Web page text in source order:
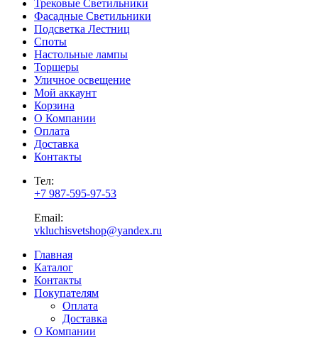
Трековые Светильники
Фасадные Светильники
Подсветка Лестниц
Споты
Настольные лампы
Торшеры
Уличное освещение
Мой аккаунт
Корзина
О Компании
Оплата
Доставка
Контакты
Тел:
+7 987-595-97-53
Email:
vkluchisvetshop@yandex.ru
Главная
Каталог
Контакты
Покупателям
Оплата
Доставка
О Компании